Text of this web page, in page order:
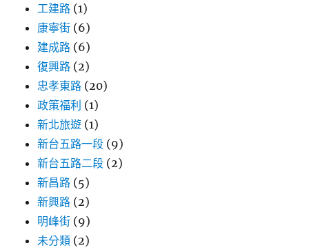
工建路 (1)
康寧街 (6)
建成路 (6)
復興路 (2)
忠孝東路 (20)
政策福利 (1)
新北旅遊 (1)
新台五路一段 (9)
新台五路二段 (2)
新昌路 (5)
新興路 (2)
明峰街 (9)
未分類 (2)